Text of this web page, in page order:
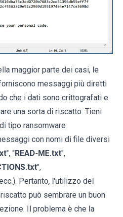
maggior parte dei casi, le
messaggi più diretti
che i dati sono crittografati e
una sorta di riscatto. Tieni
tipo ransomware
con nomi di file diversi
", "READ-ME.txt",
",
Pertanto, l'utilizzo del
può sembrare un buon
Il problema è che la